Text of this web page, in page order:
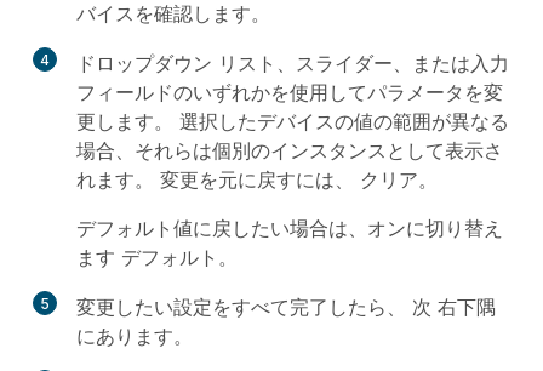
バイスを確認します。
4
ドロップダウン リスト、スライダー、または入力
フィールドのいずれかを使用してパラメータを変
更します。 選択したデバイスの値の範囲が異なる
場合、それらは個別のインスタンスとして表示さ
れます。 変更を元に戻すには、 クリア。
デフォルト値に戻したい場合は、オンに切り替え
ます デフォルト 。
5 変更したい設定をすべて完了したら、 次 右下隅
にあります。